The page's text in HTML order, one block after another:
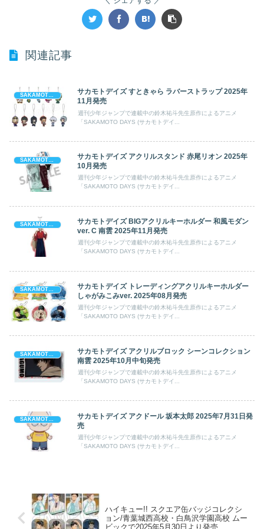
関連記事
サカモトデイズ すときゃら ラバーストラップ 2025年
11月発売
週刊少年ジャンプで連載中の鈴木祐斗先生原作によるアニメ
「SAKAMOTO DAYS (サカモトデイ...
サカモトデイズ アクリルスタンド 赤尾リオン 2025年
10月発売
週刊少年ジャンプで連載中の鈴木祐斗先生原作によるアニメ
「SAKAMOTO DAYS (サカモトデイ...
SAKAMOTO DAYS (サカモト デイズ)
サカモトデイズ BIGアクリルキーホルダー 和風モダン
ver. C 南雲 2025年11月発売
週刊少年ジャンプで連載中の鈴木祐斗先生原作によるアニメ
「SAKAMOTO DAYS (サカモトデイ...
SAKAMOTO DAYS (サカモト デイズ)
サカモトデイズ トレーディングアクリルキーホルダー
しゃがみこみver. 2025年08月発売
週刊少年ジャンプで連載中の鈴木祐斗先生原作によるアニメ
「SAKAMOTO DAYS (サカモトデイ...
SAKAMOTO DAYS (サカモト デイズ)
サカモトデイズ アクリルブロック シーンコレクション
南雲 2025年10月中旬発売
週刊少年ジャンプで連載中の鈴木祐斗先生原作によるアニメ
「SAKAMOTO DAYS (サカモトデイ...
SAKAMOTO DAYS (サカモト デイズ)
サカモトデイズ アクドール 坂本太郎 2025年7月31日発
売
週刊少年ジャンプで連載中の鈴木祐斗先生原作によるアニメ
「SAKAMOTO DAYS (サカモトデイ...
ハイキュー!! スクエア缶バッジコレクシ
ョン/青葉城西高校・白鳥沢学園高校 ムー
ビックで2025年5月30日より発売